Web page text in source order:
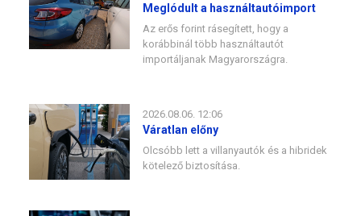
Meglódult a használtautóimport
Az erős forint rásegített, hogy a
korábbinál több használtautót
importáljanak Magyarországra.
2026.08.06. 12:06
Váratlan előny
Olcsóbb lett a villanyautók és a hibridek
kötelező biztosítása.